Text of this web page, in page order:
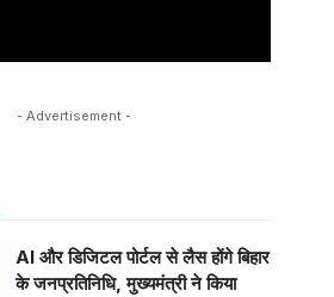
- Advertisement -
AI और डिजिटल पोर्टल से लैस होंगे बिहार
के जनप्रतिनिधि, मुख्यमंत्री ने किया